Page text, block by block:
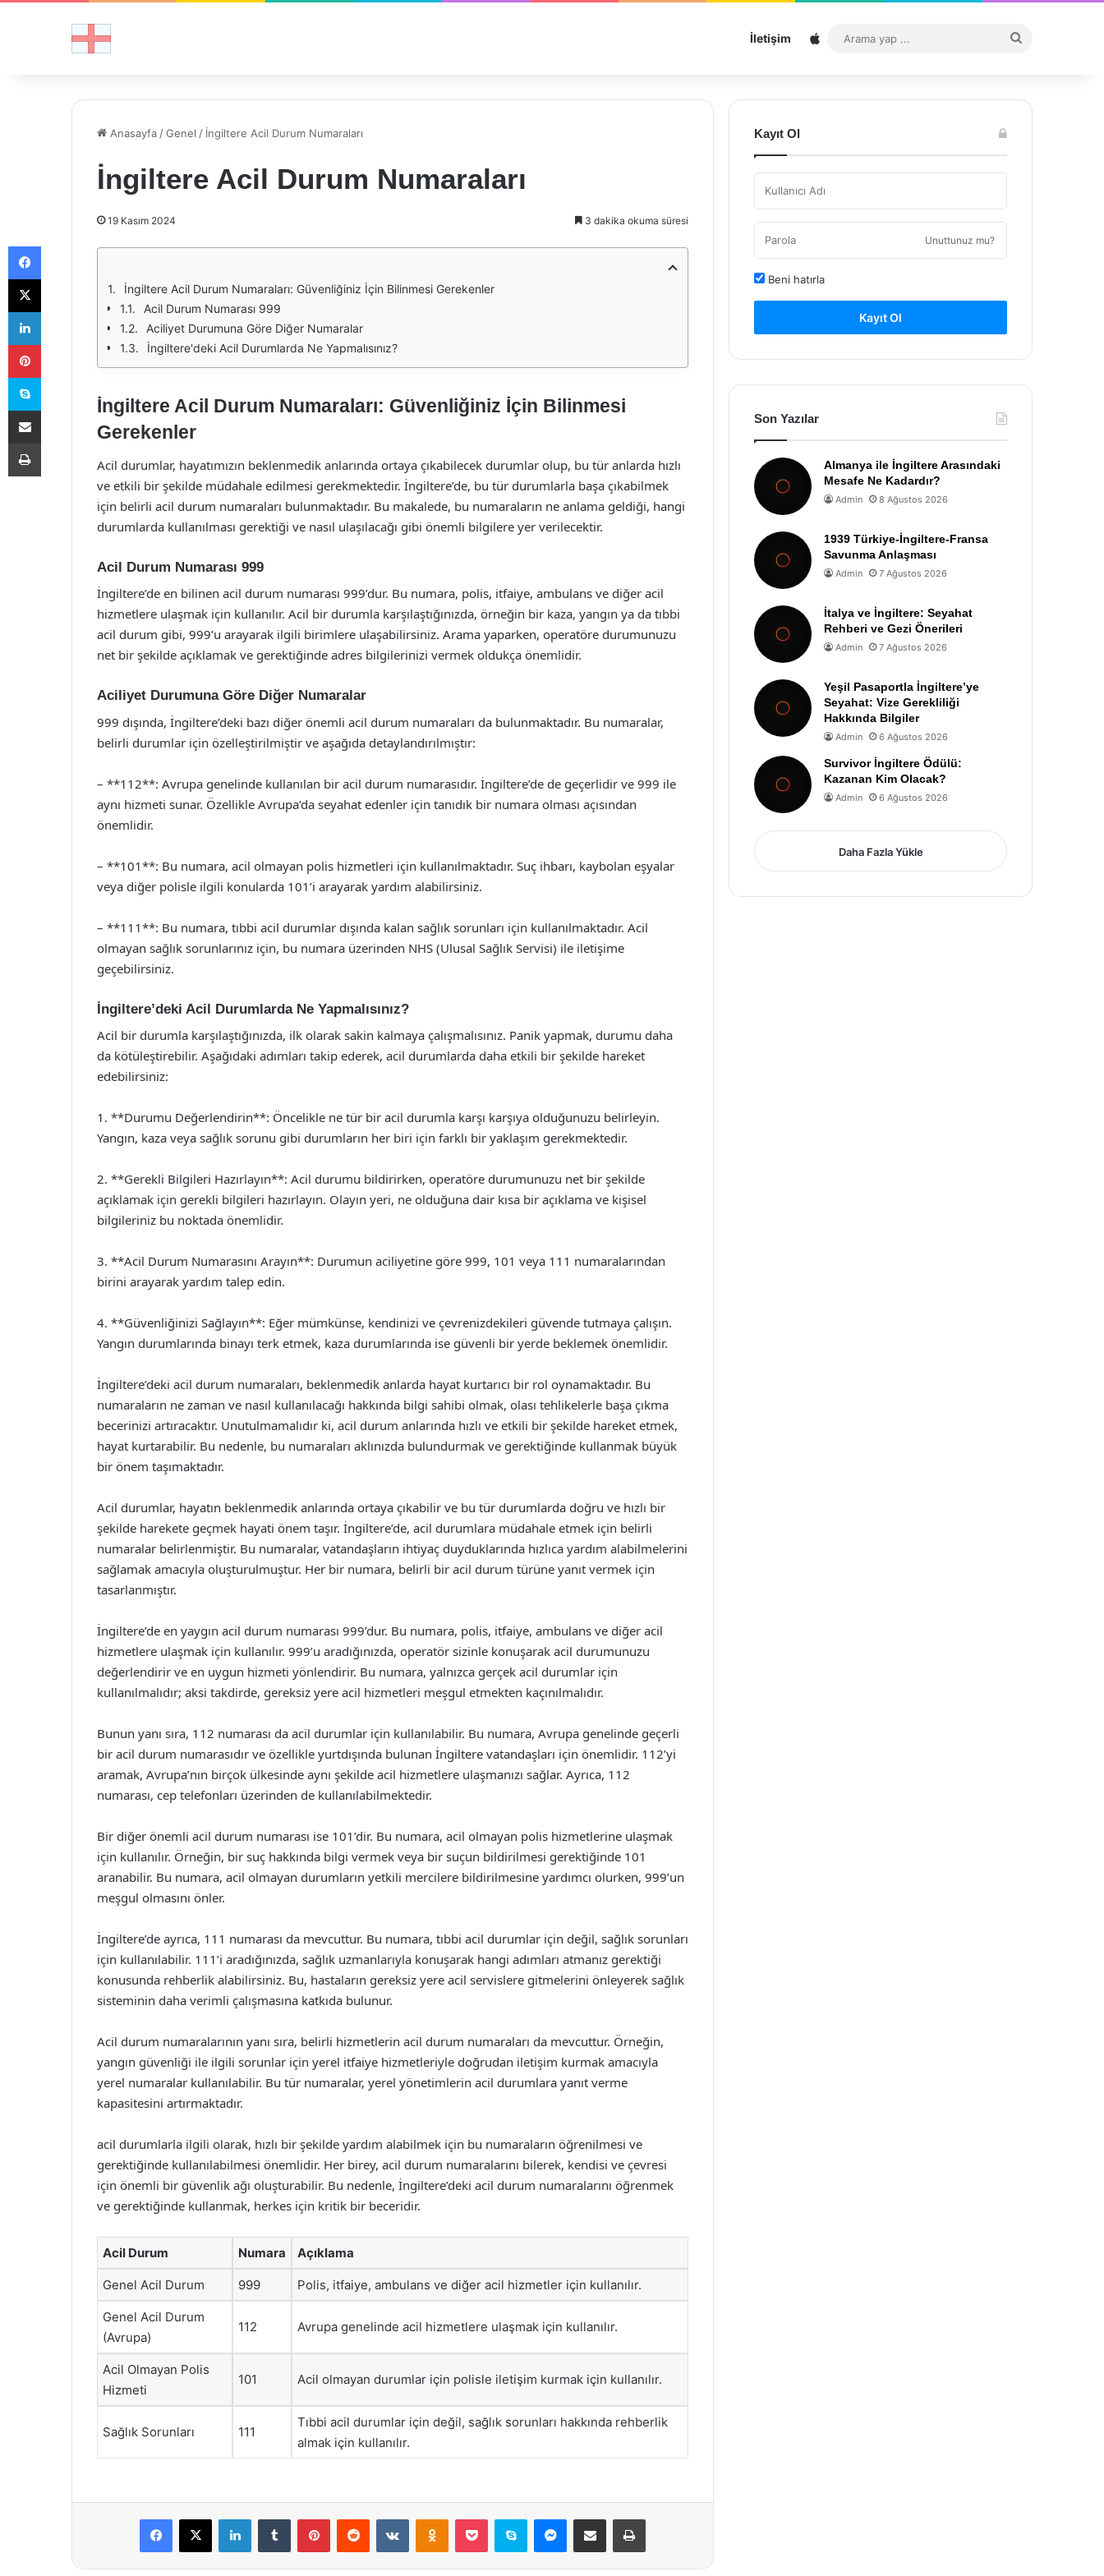
İletişim Sitemap
...
Anasayfa /Genel / İngiltere Acil Durum Numaraları
İngiltere Acil Durum Numaraları
19 Kasım 2024 3 dakika okuma süresi
İngiltere Acil Durum Numaraları: Güvenliğiniz İçin Bilinmesi Gerekenler
Acil Durum Numarası 999
Aciliyet Durumuna Göre Diğer Numaralar
İngiltere'deki Acil Durumlarda Ne Yapmalısınız?
İngiltere Acil Durum Numaraları: Güvenliğiniz İçin Bilinmesi
Gerekenler
Acil durumlar, hayatımızın beklenmedik anlarında ortaya çıkabilecek durumlar olup, bu tür anlarda hızlı
ve etkili bir şekilde müdahale edilmesi gerekmektedir. İngiltere’de, bu tür durumlarla başa çıkabilmek
için belirli acil durum numaraları bulunmaktadır. Bu makalede, bu numaraların ne anlama geldiği, hangi
durumlarda kullanılması gerektiği ve nasıl ulaşılacağı gibi önemli bilgilere yer verilecektir.
Acil Durum Numarası 999
İngiltere’de en bilinen acil durum numarası 999’dur. Bu numara, polis, itfaiye, ambulans ve diğer acil
hizmetlere ulaşmak için kullanılır. Acil bir durumla karşılaştığınızda, örneğin bir kaza, yangın ya da tıbbi
acil durum gibi, 999’u arayarak ilgili birimlere ulaşabilirsiniz. Arama yaparken, operatöre durumunuzu
net bir şekilde açıklamak ve gerektiğinde adres bilgilerinizi vermek oldukça önemlidir.
Aciliyet Durumuna Göre Diğer Numaralar
999 dışında, İngiltere’deki bazı diğer önemli acil durum numaraları da bulunmaktadır. Bu numaralar,
belirli durumlar için özelleştirilmiştir ve aşağıda detaylandırılmıştır:
– **112**: Avrupa genelinde kullanılan bir acil durum numarasıdır. İngiltere’de de geçerlidir ve 999 ile
aynı hizmeti sunar. Özellikle Avrupa’da seyahat edenler için tanıdık bir numara olması açısından
önemlidir.
– **101**: Bu numara, acil olmayan polis hizmetleri için kullanılmaktadır. Suç ihbarı, kaybolan eşyalar
veya diğer polisle ilgili konularda 101’i arayarak yardım alabilirsiniz.
– **111**: Bu numara, tıbbi acil durumlar dışında kalan sağlık sorunları için kullanılmaktadır. Acil
olmayan sağlık sorunlarınız için, bu numara üzerinden NHS (Ulusal Sağlık Servisi) ile iletişime
geçebilirsiniz.
İngiltere’deki Acil Durumlarda Ne Yapmalısınız?
Acil bir durumla karşılaştığınızda, ilk olarak sakin kalmaya çalışmalısınız. Panik yapmak, durumu daha
da kötüleştirebilir. Aşağıdaki adımları takip ederek, acil durumlarda daha etkili bir şekilde hareket
edebilirsiniz:
1. **Durumu Değerlendirin**: Öncelikle ne tür bir acil durumla karşı karşıya olduğunuzu belirleyin.
Yangın, kaza veya sağlık sorunu gibi durumların her biri için farklı bir yaklaşım gerekmektedir.
2. **Gerekli Bilgileri Hazırlayın**: Acil durumu bildirirken, operatöre durumunuzu net bir şekilde
açıklamak için gerekli bilgileri hazırlayın. Olayın yeri, ne olduğuna dair kısa bir açıklama ve kişisel
bilgileriniz bu noktada önemlidir.
3. **Acil Durum Numarasını Arayın**: Durumun aciliyetine göre 999, 101 veya 111 numaralarından
birini arayarak yardım talep edin.
4. **Güvenliğinizi Sağlayın**: Eğer mümkünse, kendinizi ve çevrenizdekileri güvende tutmaya çalışın.
Yangın durumlarında binayı terk etmek, kaza durumlarında ise güvenli bir yerde beklemek önemlidir.
İngiltere’deki acil durum numaraları, beklenmedik anlarda hayat kurtarıcı bir rol oynamaktadır. Bu
numaraların ne zaman ve nasıl kullanılacağı hakkında bilgi sahibi olmak, olası tehlikelerle başa çıkma
becerinizi artıracaktır. Unutulmamalıdır ki, acil durum anlarında hızlı ve etkili bir şekilde hareket etmek,
hayat kurtarabilir. Bu nedenle, bu numaraları aklınızda bulundurmak ve gerektiğinde kullanmak büyük
bir önem taşımaktadır.
Acil durumlar, hayatın beklenmedik anlarında ortaya çıkabilir ve bu tür durumlarda doğru ve hızlı bir
şekilde harekete geçmek hayati önem taşır. İngiltere’de, acil durumlara müdahale etmek için belirli
numaralar belirlenmiştir. Bu numaralar, vatandaşların ihtiyaç duyduklarında hızlıca yardım alabilmelerini
sağlamak amacıyla oluşturulmuştur. Her bir numara, belirli bir acil durum türüne yanıt vermek için
tasarlanmıştır.
İngiltere’de en yaygın acil durum numarası 999’dur. Bu numara, polis, itfaiye, ambulans ve diğer acil
hizmetlere ulaşmak için kullanılır. 999’u aradığınızda, operatör sizinle konuşarak acil durumunuzu
değerlendirir ve en uygun hizmeti yönlendirir. Bu numara, yalnızca gerçek acil durumlar için
kullanılmalıdır; aksi takdirde, gereksiz yere acil hizmetleri meşgul etmekten kaçınılmalıdır.
Bunun yanı sıra, 112 numarası da acil durumlar için kullanılabilir. Bu numara, Avrupa genelinde geçerli
bir acil durum numarasıdır ve özellikle yurtdışında bulunan İngiltere vatandaşları için önemlidir. 112’yi
aramak, Avrupa’nın birçok ülkesinde aynı şekilde acil hizmetlere ulaşmanızı sağlar. Ayrıca, 112
numarası, cep telefonları üzerinden de kullanılabilmektedir.
Bir diğer önemli acil durum numarası ise 101’dir. Bu numara, acil olmayan polis hizmetlerine ulaşmak
için kullanılır. Örneğin, bir suç hakkında bilgi vermek veya bir suçun bildirilmesi gerektiğinde 101
aranabilir. Bu numara, acil olmayan durumların yetkili mercilere bildirilmesine yardımcı olurken, 999’un
meşgul olmasını önler.
İngiltere’de ayrıca, 111 numarası da mevcuttur. Bu numara, tıbbi acil durumlar için değil, sağlık sorunları
için kullanılabilir. 111’i aradığınızda, sağlık uzmanlarıyla konuşarak hangi adımları atmanız gerektiği
konusunda rehberlik alabilirsiniz. Bu, hastaların gereksiz yere acil servislere gitmelerini önleyerek sağlık
sisteminin daha verimli çalışmasına katkıda bulunur.
Acil durum numaralarının yanı sıra, belirli hizmetlerin acil durum numaraları da mevcuttur. Örneğin,
yangın güvenliği ile ilgili sorunlar için yerel itfaiye hizmetleriyle doğrudan iletişim kurmak amacıyla
yerel numaralar kullanılabilir. Bu tür numaralar, yerel yönetimlerin acil durumlara yanıt verme
kapasitesini artırmaktadır.
acil durumlarla ilgili olarak, hızlı bir şekilde yardım alabilmek için bu numaraların öğrenilmesi ve
gerektiğinde kullanılabilmesi önemlidir. Her birey, acil durum numaralarını bilerek, kendisi ve çevresi
için önemli bir güvenlik ağı oluşturabilir. Bu nedenle, İngiltere’deki acil durum numaralarını öğrenmek
ve gerektiğinde kullanmak, herkes için kritik bir beceridir.
Acil Durum Numara Açıklama
Genel Acil Durum 999 Polis, itfaiye, ambulans ve diğer acil hizmetler için kullanılır.
Genel Acil Durum
(Avrupa)
112 Avrupa genelinde acil hizmetlere ulaşmak için kullanılır.
Acil Olmayan Polis
Hizmeti
101 Acil olmayan durumlar için polisle iletişim kurmak için kullanılır.
Sağlık Sorunları 111
Tıbbi acil durumlar için değil, sağlık sorunları hakkında rehberlik
almak için kullanılır.
Facebook
X LinkedInTumblr PinterestReddit VKontakteOdnoklassniki
Pocket Skype Messenger
E-Posta ile paylaş Yazdır
Kayıt Ol
Unuttunuz mu?
Beni hatırla
Kayıt Ol
Son Yazılar
Almanya ile İngiltere Arasındaki
Mesafe Ne Kadardır?
Admin 8 Ağustos 2026
1939 Türkiye-İngiltere-Fransa
Savunma Anlaşması
Admin 7 Ağustos 2026
İtalya ve İngiltere: Seyahat
Rehberi ve Gezi Önerileri
Admin 7 Ağustos 2026
Yeşil Pasaportla İngiltere’ye
Seyahat: Vize Gerekliliği
Hakkında Bilgiler
Admin 6 Ağustos 2026
Survivor İngiltere Ödülü:
Kazanan Kim Olacak?
Admin 6 Ağustos 2026
Daha Fazla Yükle
Facebook
X
LinkedIn
Pinterest
Skype
E-Posta ile paylaş